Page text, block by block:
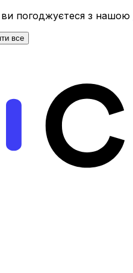
погоджуєтеся з нашою
все